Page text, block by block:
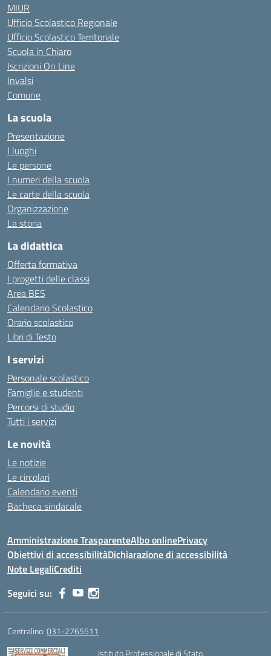
MIUR
Ufficio Scolastico Regionale
Ufficio Scolastico Territoriale
Scuola in Chiaro
Iscrizioni On Line
Invalsi
Comune
La scuola
Presentazione
I luoghi
Le persone
I numeri della scuola
Le carte della scuola
Organizzazione
La storia
La didattica
Offerta formativa
I progetti delle classi
Area BES
Calendario Scolastico
Orario scolastico
Libri di Testo
I servizi
Personale scolastico
Famiglie e studenti
Percorsi di studio
Tutti i servizi
Le novità
Le notizie
Le circolari
Calendario eventi
Bacheca sindacale
Amministrazione TrasparenteAlbo onlinePrivacy
Obiettivi di accessibilitàDichiarazione di accessibilità
Note LegaliCrediti
Seguici su:
Centralino:031-2765511
Istituto Professionale di Stato